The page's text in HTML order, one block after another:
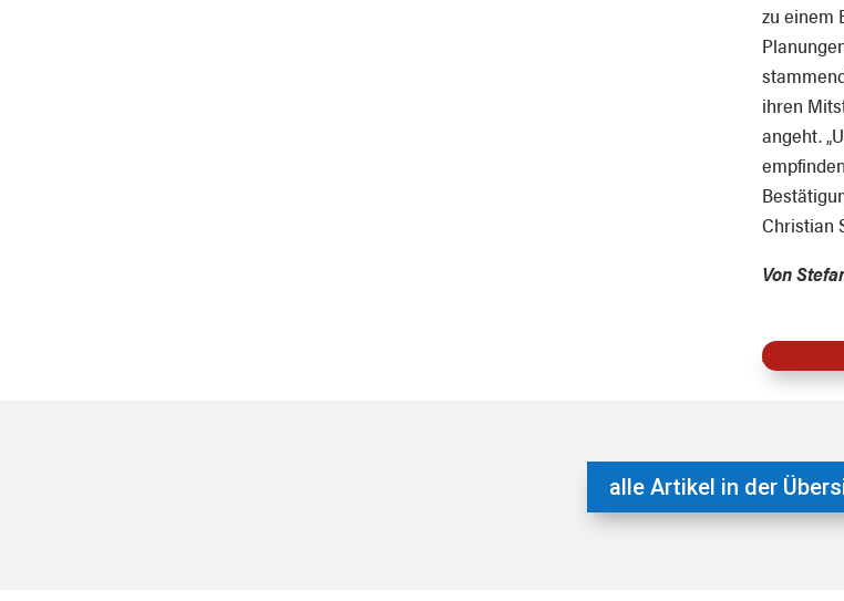
zu einem
ihren
angeht.
Christian
Von
Artikel
alle Artikel in der